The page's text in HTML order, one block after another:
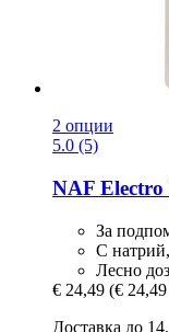
2 опции
5.0 (5)
NAF Electro
За
С
Лесно
€ 24,49 (€
Доставка до